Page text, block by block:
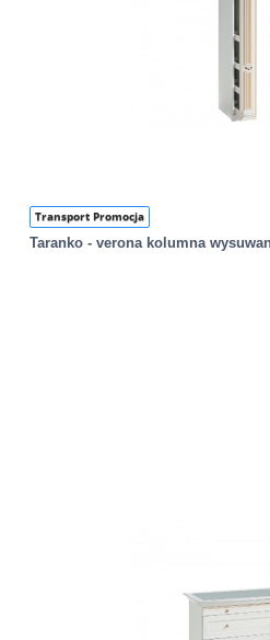
Transport Promocja
Taranko - verona kolumna